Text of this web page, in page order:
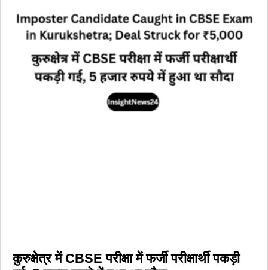
कुरुक्षेत्र में CBSE परीक्षा में फर्जी परीक्षार्थी पकड़ी